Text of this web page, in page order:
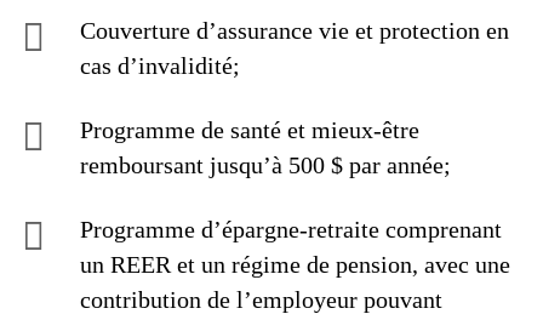
Couverture d’assurance vie et protection en
cas d’invalidité;
Programme de santé et mieux-être
remboursant jusqu’à 500 $ par année;
Programme d’épargne-retraite comprenant
un REER et un régime de pension, avec une
contribution de l’employeur pouvant